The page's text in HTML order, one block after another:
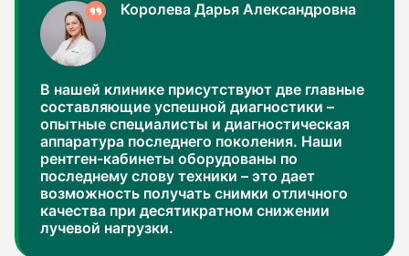
Королева Дарья Александровна
В нашей клинике присутствуют две главные
составляющие успешной диагностики –
опытные специалисты и диагностическая
аппаратура последнего поколения. Наши
рентген-кабинеты оборудованы по
последнему слову техники – это дает
возможность получать снимки отличного
качества при десятикратном снижении
лучевой нагрузки.